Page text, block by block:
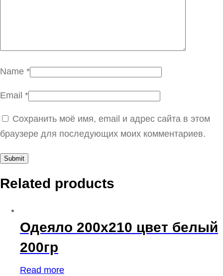
Name *
Email *
Сохранить моё имя, email и адрес сайта в этом
браузере для последующих моих комментариев.
Related products
Одеяло 200х210 цвет белый
200гр
Read more